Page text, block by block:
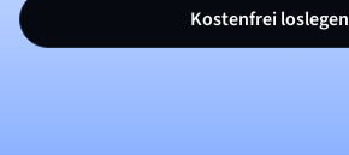
Kostenfrei loslegen